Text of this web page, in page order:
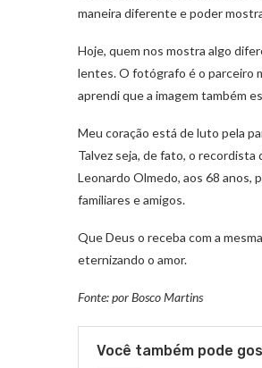
maneira diferente e poder
Hoje, quem nos mostra algo
lentes. O fotógrafo é o parceiro
aprendi que a imagem também
Meu coração está de luto pela
Talvez seja, de fato, o
Leonardo Olmedo, aos 68 anos,
familiares e amigos.
Que Deus o receba com a
eternizando o amor.
Fonte: por Bosco Martins
Você também pode